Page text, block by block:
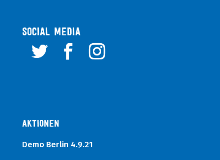
SOCIAL MEDIA
Aktionen
Demo Berlin 4.9.21